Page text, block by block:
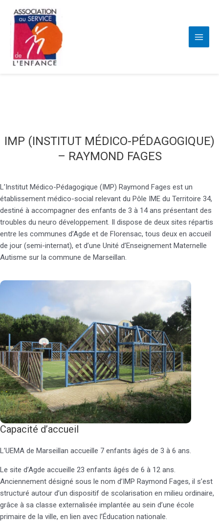
Aller
Main
IMP (INSTITUT MÉDICO-PÉDAGOGIQUE)
– RAYMOND FAGES
L’Institut Médico-Pédagogique (IMP) Raymond Fages est un
établissement médico-social relevant du Pôle IME du Territoire 34,
destiné à accompagner des enfants de 3 à 14 ans présentant des
troubles du neuro développement. Il dispose de deux sites répartis
entre les communes d’Agde et de Florensac, tous deux en accueil
de jour (semi-internat), et d’une Unité d’Enseignement Maternelle
Autisme sur la commune de Marseillan.
Capacité d’accueil
L’UEMA de Marseillan accueille 7 enfants âgés de 3 à 6 ans.
Le site d’Agde accueille 23 enfants âgés de 6 à 12 ans.
Anciennement désigné sous le nom d’IMP Raymond Fages, il s’est
structuré autour d’un dispositif de scolarisation en milieu ordinaire,
grâce à sa classe externalisée implantée au sein d’une école
primaire de la ville, en lien avec l’Éducation nationale.